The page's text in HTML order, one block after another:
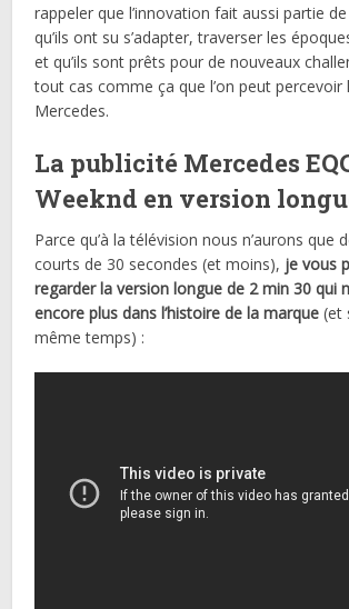
rappeler que l’innovation fait aussi partie
qu’ils ont su s’adapter, traverser les
et qu’ils sont prêts pour de nouveaux
tout cas comme ça que l’on peut percevoir
Mercedes.
La publicité Mercedes
Weeknd en version
Parce qu’à la télévision nous n’aurons que
courts de 30 secondes (et moins), je vous
regarder la version longue de 2 min 30 qui
encore plus dans l’histoire de la marque (et
même temps) :